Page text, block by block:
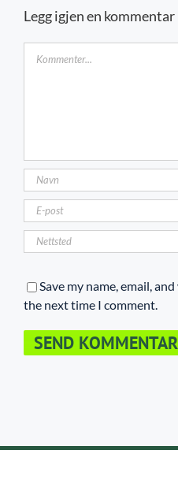
Legg igjen en kommentar
Save my name, email,
the next time I comment.